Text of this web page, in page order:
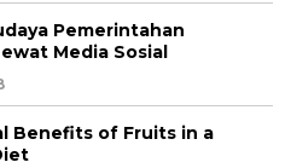
Pemerintahan
Media Sosial
Benefits of Fruits in a